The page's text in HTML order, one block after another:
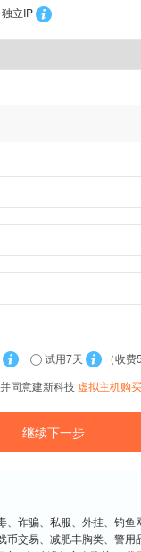
独立IP
试用7天
（收费
同意建新科技 虚拟主机购
诈骗、私服、外挂、钓
交易、减肥丰胸类、警